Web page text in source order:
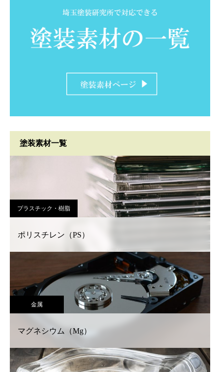
塗装素材一覧
プラスチック・樹脂
ポリスチレン（PS）
金属
マグネシウム（Mg）